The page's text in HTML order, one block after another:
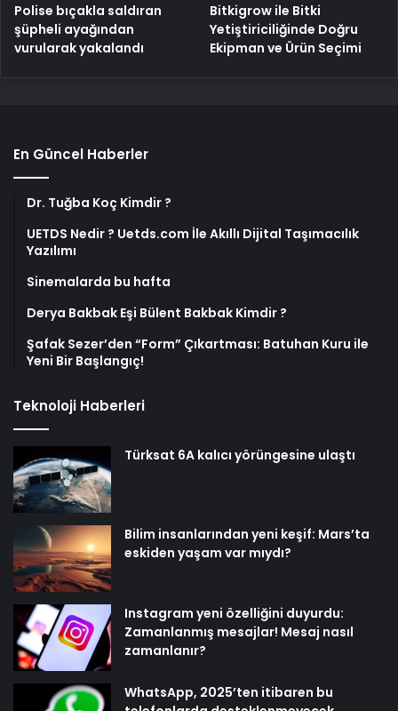
Polise bıçakla saldıran
şüpheli ayağından
vurularak yakalandı
Bitkigrow ile Bitki
Yetiştiriciliğinde Doğru
Ekipman ve Ürün Seçimi
En Güncel Haberler
Dr. Tuğba Koç Kimdir ?
UETDS Nedir ? Uetds.com İle Akıllı Dijital Taşımacılık
Yazılımı
Sinemalarda bu hafta
Derya Bakbak Eşi Bülent Bakbak Kimdir ?
Şafak Sezer’den “Form” Çıkartması: Batuhan Kuru ile
Yeni Bir Başlangıç!
Teknoloji Haberleri
Türksat 6A kalıcı yörüngesine ulaştı
Bilim insanlarından yeni keşif: Mars’ta
eskiden yaşam var mıydı?
Instagram yeni özelliğini duyurdu:
Zamanlanmış mesajlar! Mesaj nasıl
zamanlanır?
WhatsApp, 2025’ten itibaren bu